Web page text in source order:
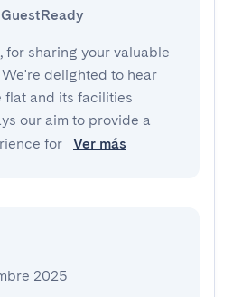
for sharing your valuable
delighted to hear
flat and its facilities
our aim to provide a
for
Ver más
2025